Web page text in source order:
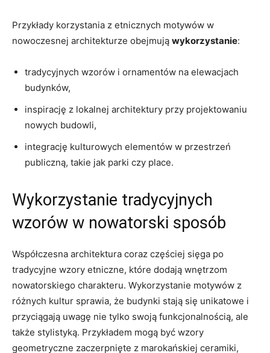
Przykłady‍ korzystania z etnicznych motywów w
nowoczesnej architekturze obejmują wykorzystanie:
tradycyjnych wzorów i ornamentów na elewacjach
budynków,
inspirację z lokalnej architektury przy projektowaniu
nowych‌ budowli,
integrację ​kulturowych elementów w przestrzeń
publiczną, takie jak parki ⁤czy place.
Wykorzystanie⁤ tradycyjnych
wzorów w⁤ nowatorski⁢ sposób
Współczesna architektura coraz częściej sięga po
tradycyjne wzory etniczne, które dodają wnętrzom‌
nowatorskiego charakteru. Wykorzystanie motywów ​z
różnych kultur sprawia, że budynki stają się unikatowe i
przyciągają uwagę nie tylko swoją funkcjonalnością, ale
także ‌stylistyką. Przykładem mogą być wzory
geometryczne zaczerpnięte z marokańskiej‍ ceramiki,